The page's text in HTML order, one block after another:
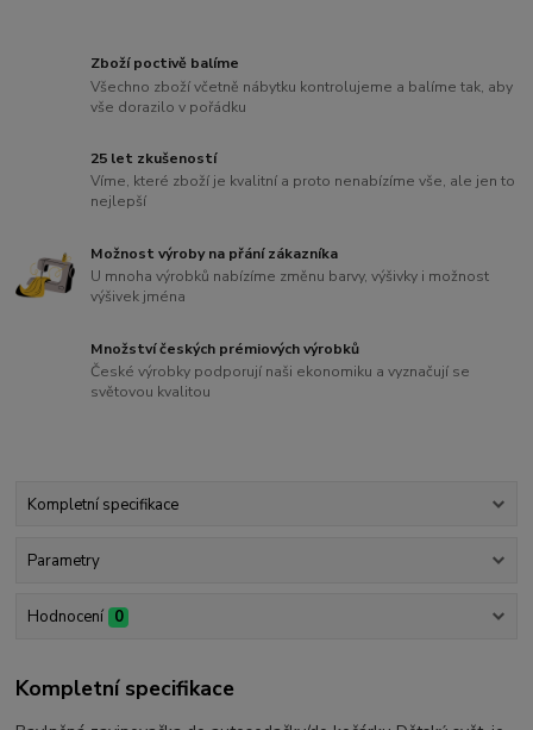
Zboží poctivě balíme
Všechno zboží včetně nábytku kontrolujeme a balíme tak, aby
vše dorazilo v pořádku
25 let zkušeností
Víme, které zboží je kvalitní a proto nenabízíme vše, ale jen to
nejlepší
Možnost výroby na přání zákazníka
U mnoha výrobků nabízíme změnu barvy, výšivky i možnost
výšivek jména
Množství českých prémiových výrobků
České výrobky podporují naši ekonomiku a vyznačují se
světovou kvalitou
Kompletní specifikace
Parametry
Hodnocení 0
Kompletní specifikace